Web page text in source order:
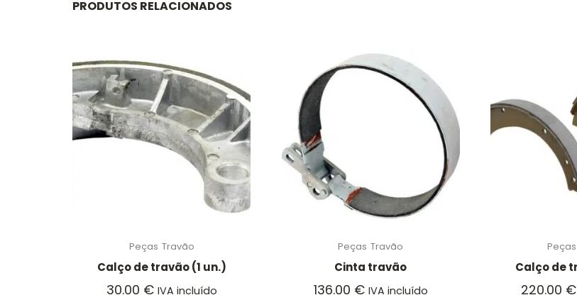
PRODUTOS RELACIONADOS
Peças Travão
Calço de travão (1 un.)
30.00 € IVA incluído
Peças Travão
Cinta travão
136.00 € IVA incluído
Peças
Calço de
220.00 €